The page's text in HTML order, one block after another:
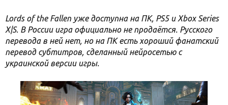
Lords of the Fallen уже доступна на ПК, PS5 и Xbox Series
X|S. В России игра официально не продаётся. Русского
перевода в ней нет, но на ПК есть хороший фанатский
перевод субтитров, сделанный нейросетью с
украинской версии игры.